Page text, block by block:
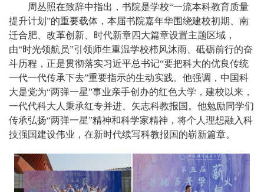
周丛照在致辞中指出，书院是学校“一流本科教育质量
提升计划”的重要载体，本届书院嘉年华围绕建校初期、南
迁合肥、改革创新、时代新章四大篇章设置主题区域，
由“时光领航员”引领师生重温学校栉风沐雨、砥砺前行的奋
斗历程，正是贯彻落实习近平总书记“要把科大的优良传统
一代一代传承下去”重要指示的生动实践。他强调，中国科
大是党为“两弹一星”事业亲手创办的红色大学，建校以来，
一代代科大人秉承红专并进、矢志科教报国。他勉励同学们
传承弘扬“两弹一星”精神和科学家精神，将个人理想融入科
技强国建设伟业，在新时代续写科教报国的崭新篇章。